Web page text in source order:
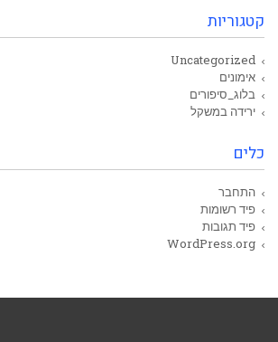
קטגוריות
Uncategorized
אימונים
בלוג_סיפורים
ירידה במשקל
כלים
התחבר
פיד רשומות
פיד תגובות
WordPress.org